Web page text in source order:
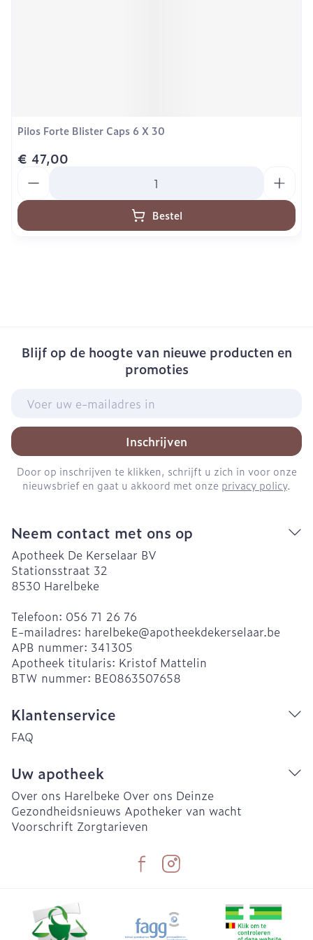
Pilos Forte Blister Caps 6 X 30
€ 47,00
Bestel
Blijf op de hoogte van nieuwe producten en
promoties
Inschrijven
Door op inschrijven te klikken, schrijft u zich in voor onze
nieuwsbrief en gaat u akkoord met onze privacy policy.
Neem contact met ons op
Apotheek De Kerselaar BV
Stationsstraat 32
8530 Harelbeke
Telefoon: 056 71 26 76
E-mailadres: harelbeke@apotheekdekerselaar.be
APB nummer: 341305
Apotheek titularis: Kristof Mattelin
BTW nummer: BE0863507658
Klantenservice
FAQ
Uw apotheek
Over ons Harelbeke Over ons Deinze
Gezondheidsnieuws Apotheker van wacht
Voorschrift Zorgtarieven